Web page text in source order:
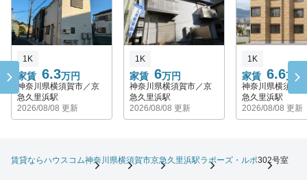
家賃 6.3万円
1K
神奈川県横須賀市／京
急久里浜駅
2026/08/08 更新
家賃 6万円
1K
神奈川県横須賀市／京
急久里浜駅
2026/08/08 更新
家賃 6.6万円
1K
神奈川県横須賀
急久里浜駅
2026/08/08 更新
賃貸ならハウスコム神奈川県横須賀市京急久里浜駅ラポーズ・ルポ302号室